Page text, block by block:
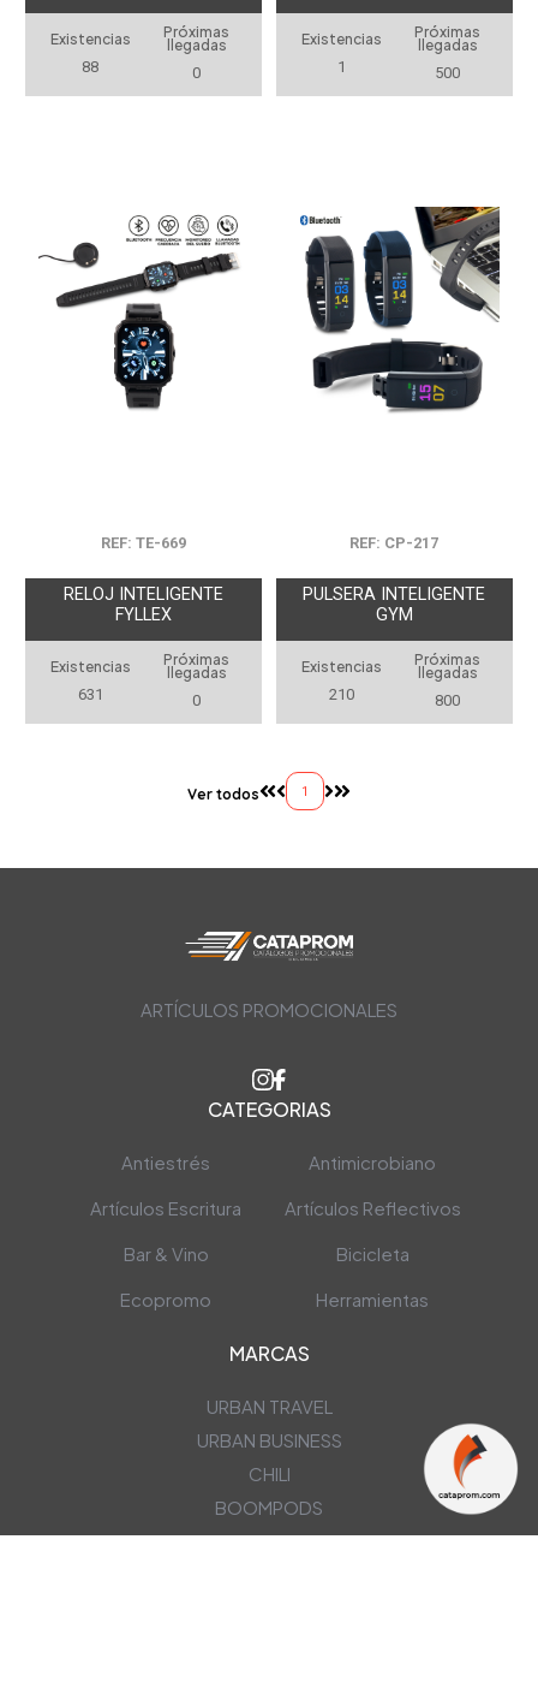
Existencias
88
Próximas
llegadas
0
Existencias
1
Próximas
llegadas
500
REF: TE-669
RELOJ INTELIGENTE
FYLLEX
Existencias
631
Próximas
llegadas
0
REF: CP-217
PULSERA INTELIGENTE
GYM
Existencias
210
Próximas
llegadas
800
Ver todos 1
ARTÍCULOS PROMOCIONALES
CATEGORIAS
Antiestrés
Antimicrobiano
Artículos Escritura
Artículos Reflectivos
Bar & Vino
Bicicleta
Ecopromo
Herramientas
MARCAS
URBAN TRAVEL
URBAN BUSINESS
CHILI
BOOMPODS